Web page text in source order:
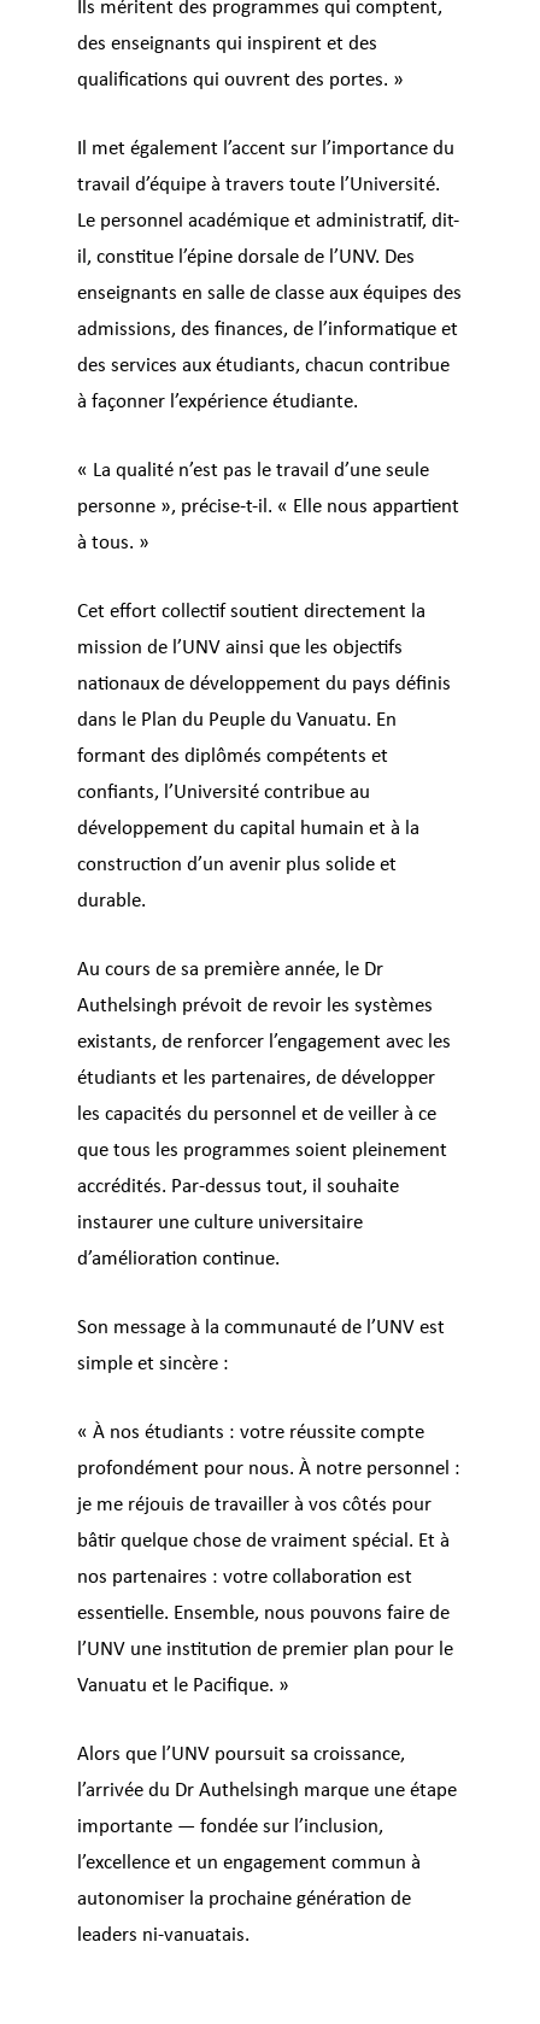
Ils méritent des programmes qui comptent,
des enseignants qui inspirent et des
qualifications qui ouvrent des portes. »
Il met également l’accent sur l’importance du
travail d’équipe à travers toute l’Université.
Le personnel académique et administratif, dit-
il, constitue l’épine dorsale de l’UNV. Des
enseignants en salle de classe aux équipes des
admissions, des finances, de l’informatique et
des services aux étudiants, chacun contribue
à façonner l’expérience étudiante.
« La qualité n’est pas le travail d’une seule
personne », précise-t-il. « Elle nous appartient
à tous. »
Cet effort collectif soutient directement la
mission de l’UNV ainsi que les objectifs
nationaux de développement du pays définis
dans le Plan du Peuple du Vanuatu. En
formant des diplômés compétents et
confiants, l’Université contribue au
développement du capital humain et à la
construction d’un avenir plus solide et
durable.
Au cours de sa première année, le Dr
Authelsingh prévoit de revoir les systèmes
existants, de renforcer l’engagement avec les
étudiants et les partenaires, de développer
les capacités du personnel et de veiller à ce
que tous les programmes soient pleinement
accrédités. Par-dessus tout, il souhaite
instaurer une culture universitaire
d’amélioration continue.
Son message à la communauté de l’UNV est
simple et sincère :
« À nos étudiants : votre réussite compte
profondément pour nous. À notre personnel :
je me réjouis de travailler à vos côtés pour
bâtir quelque chose de vraiment spécial. Et à
nos partenaires : votre collaboration est
essentielle. Ensemble, nous pouvons faire de
l’UNV une institution de premier plan pour le
Vanuatu et le Pacifique. »
Alors que l’UNV poursuit sa croissance,
l’arrivée du Dr Authelsingh marque une étape
importante — fondée sur l’inclusion,
l’excellence et un engagement commun à
autonomiser la prochaine génération de
leaders ni-vanuatais.